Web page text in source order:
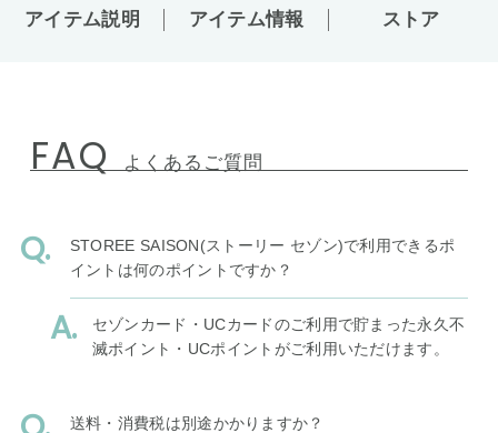
アイテム説明 アイテム情報 ストア
FAQ よくあるご質問
STOREE SAISON(ストーリー セゾン)で利用できるポ
イントは何のポイントですか？
セゾンカード・UCカードのご利用で貯まった永久不
滅ポイント・UCポイントがご利用いただけます。
送料・消費税は別途かかりますか？